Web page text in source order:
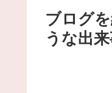
ブログ
うな出